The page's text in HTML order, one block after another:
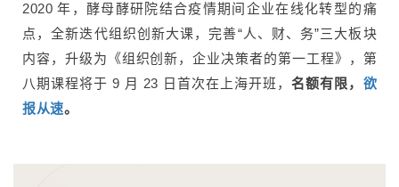
2020 年，酵母酵研院结合疫情期间企业在线化转型的痛
点，全新迭代组织创新大课，完善“人、财、务”三大板块
内容，升级为《组织创新，企业决策者的第一工程》，第
八期课程将于 9 月 23 日首次在上海开班，名额有限， 欲
报从速。